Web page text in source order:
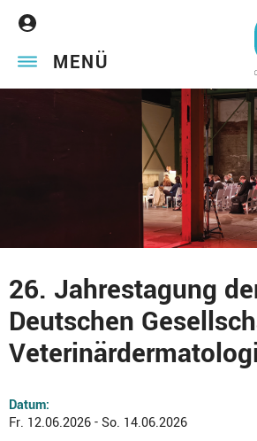
MENÜ
26. Jahrestagung
Deutschen
Datum:
Fr. 12.06.2026 - So. 14.06.2026